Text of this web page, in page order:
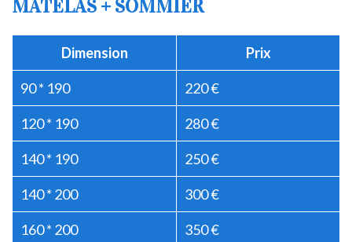
MATELAS + SOMMIER
Dimension Prix
90 * 190 220 €
120 * 190 280 €
140 * 190 250 €
140 * 200 300 €
160 * 200 350 €